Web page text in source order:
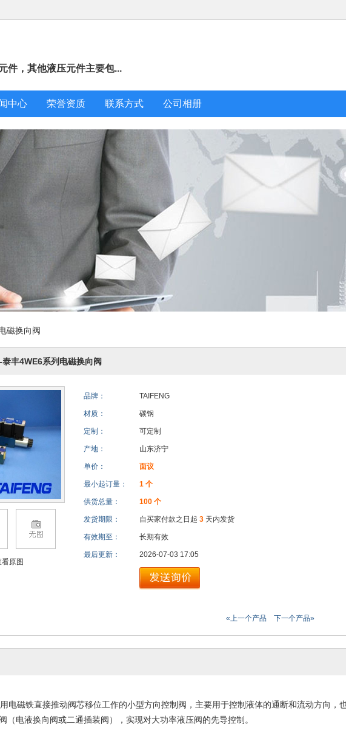
件，其他液压元件主要包...
中心 荣誉资质 联系方式 公司相册
磁换向阀
丰4WE6系列电磁换向阀
原图
品牌： TAIFENG
材质： 碳钢
定制： 可定制
产地： 山东济宁
单价： 面议
最小起订量： 1 个
供货总量： 100 个
发货期限： 自买家付款之日起 3 天内发货
有效期至： 长期有效
最后更新： 2026-07-03 17:05
«上一个产品 下一个产品»
电磁铁直接推动阀芯移位工作的小型方向控制阀，主要用于控制液体的通断和流动方向，
（电液换向阀或二通插装阀），实现对大功率液压阀的先导控制。